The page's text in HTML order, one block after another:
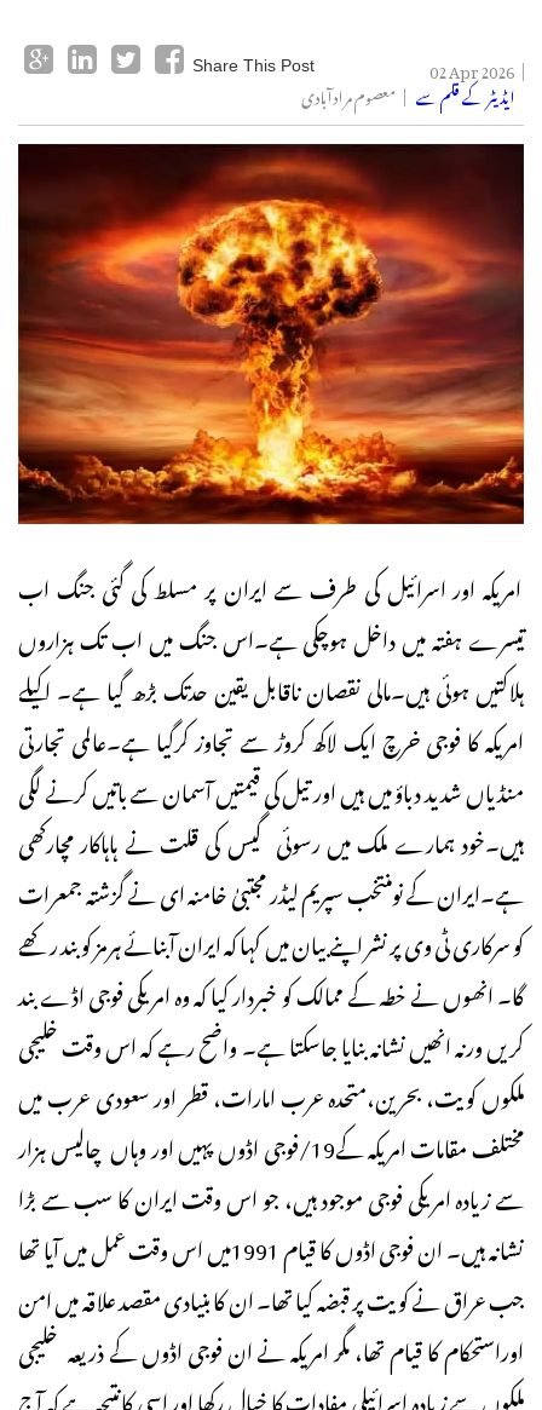
Share This Post 02 Apr 2026
معصوم مرادآبادی ایڈیٹر کے قلم سے
امریکہ اور اسرائیل کی طرف سے ایران پر مسلط کی گئی جنگ اب
تیسرے ہفتہ میں داخل ہوچکی ہے۔اس جنگ میں اب تک ہزاروں
ہلاکتیں ہوئی ہیں۔مالی نقصان ناقابل یقین حدتک بڑھ گیا ہے۔ اکیلے
امریکہ کا فوجی خرچ ایک لاکھ کروڑ سے تجاوز کرگیا ہے۔عالمی تجارتی
منڈیاں شدید دباؤ میں ہیں اور تیل کی قیمتیں آسمان سے باتیں کرنے لگی
ہیں۔خود ہمارے ملک میں رسوئی گیس کی قلت نے ہاہاکار مچارکھی
ہے۔ایران کے نومنتخب سپریم لیڈر مجتبیٰ خامنہ ای نے گزشتہ جمعرات
کو سرکاری ٹی وی پر نشر اپنے بیان میں کہا کہ ایران آبنائے ہرمز کو بند رکھے
گا۔ انھوں نے خطہ کے ممالک کو خبردار کیا کہ وہ امریکی فوجی اڈے بند
کریں ورنہ انھیں نشانہ بنایا جاسکتا ہے۔ واضح رہے کہ اس وقت خلیجی
ملکوں کویت، بحرین،متحدہ عرب امارات، قطر اور سعودی عرب میں
مختلف مقامات امریکہ کے19/فوجی اڈوں پہیں اور وہاں چالیس ہزار
سے زیادہ امریکی فوجی موجود ہیں، جو اس وقت ایران کا سب سے بڑا
نشانہ ہیں۔ ان فوجی اڈوں کا قیام 1991میں اس وقت عمل میں آیا تھا
جب عراق نے کویت پر قبضہ کیا تھا۔ ان کا بنیادی مقصد علاقہ میں امن
اوراستحکام کا قیام تھا، مگر امریکہ نے ان فوجی اڈوں کے ذریعہ خلیجی
ملکوں سے زیادہ اسرائیلی مفادات کا خیال رکھا اور اسی کانتیجہ ہے کہ آج